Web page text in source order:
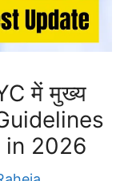
में मुख्य
in 2026